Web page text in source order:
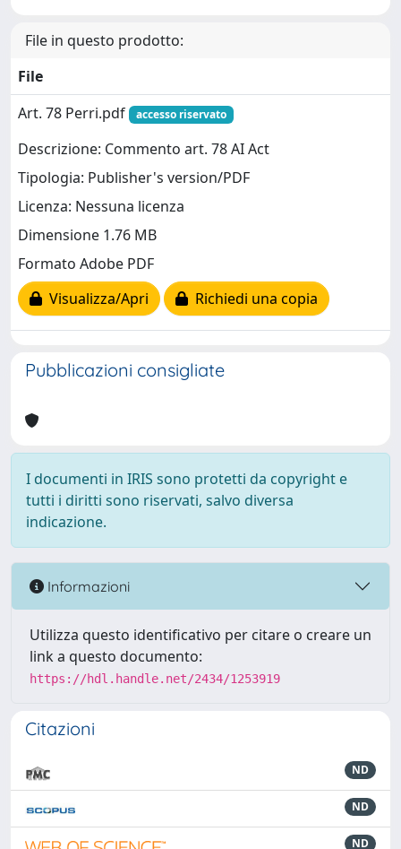
File in questo prodotto:
File
Art. 78 Perri.pdf
accesso riservato
Descrizione: Commento art. 78 AI Act
Tipologia: Publisher's version/PDF
Licenza: Nessuna licenza
Dimensione 1.76 MB
Formato Adobe PDF
Visualizza/Apri
Richiedi una copia
Pubblicazioni consigliate
I documenti in IRIS sono protetti da copyright e
tutti i diritti sono riservati, salvo diversa
indicazione.
Informazioni
Utilizza questo identificativo per citare o creare un
link a questo documento:
https://hdl.handle.net/2434/1253919
Citazioni
ND
ND
ND